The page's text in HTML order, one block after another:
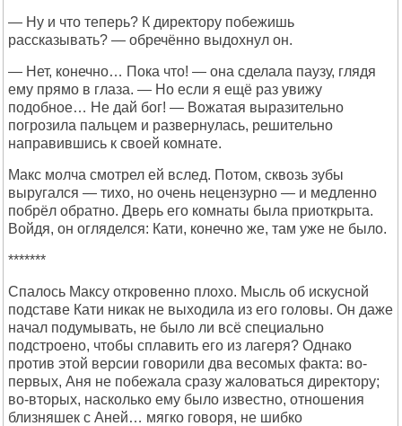
— Ну и что теперь? К директору побежишь
рассказывать? — обречённо выдохнул он.
— Нет, конечно… Пока что! — она сделала паузу, глядя
ему прямо в глаза. — Но если я ещё раз увижу
подобное… Не дай бог! — Вожатая выразительно
погрозила пальцем и развернулась, решительно
направившись к своей комнате.
Макс молча смотрел ей вслед. Потом, сквозь зубы
выругался — тихо, но очень нецензурно — и медленно
побрёл обратно. Дверь его комнаты была приоткрыта.
Войдя, он огляделся: Кати, конечно же, там уже не было.
*******
Спалось Максу откровенно плохо. Мысль об искусной
подставе Кати никак не выходила из его головы. Он даже
начал подумывать, не было ли всё специально
подстроено, чтобы сплавить его из лагеря? Однако
против этой версии говорили два весомых факта: во-
первых, Аня не побежала сразу жаловаться директору;
во-вторых, насколько ему было известно, отношения
близняшек с Аней… мягко говоря, не шибко